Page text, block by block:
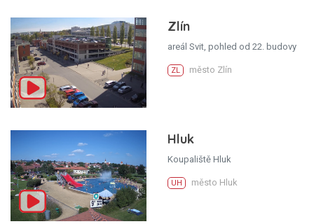
Zlín
areál Svit, pohled od 22. budovy
ZL město Zlín
Hluk
Koupaliště Hluk
UH město Hluk